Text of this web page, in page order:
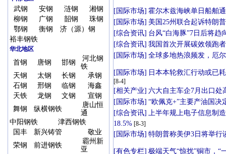
武钢 安钢 涟钢
湘钢
柳钢
广钢 韶钢
珠钢
鄂钢
衡钢
济（源）钢
裕丰钢铁
华北地区
首钢 唐钢 邯钢
河北钢
铁
天钢
太钢 长钢
承钢
石钢
邢钢 临钢
海鑫
天铁
龙钢 文钢
宣钢
舞钢
纵横钢铁
唐山恒
通
中阳钢铁
津西钢铁
国丰
新兴铸管
敬业
荣钢
前进钢铁
霸州新
亚